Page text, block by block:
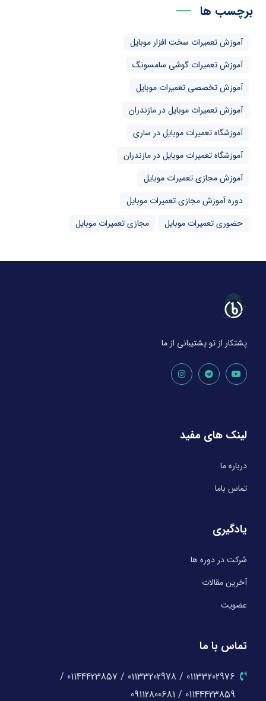
برچسب ها
آموزش تعمیرات سخت افزار موبایل
آموزش تعمیرات گوشی سامسونگ
آموزش تخصصی تعمیرات موبایل
آموزش تعمیرات موبایل در مازندران
آموزشگاه تعمیرات موبایل در ساری
آموزشگاه تعمیرات موبایل در مازندران
آموزش مجازی تعمیرات موبایل
دوره آموزش مجازی تعمیرات موبایل
حضوری تعمیرات موبایل
مجازی تعمیرات موبایل
پشتکار از تو پشتیبانی از ما
لینک های مفید
درباره ما
تماس باما
یادگیری
شرکت در دوره ها
آخرین مقالات
عضویت
تماس با ما
01133202976 / 01133202978 / 01144423857 /
01144423859 / 09112800681